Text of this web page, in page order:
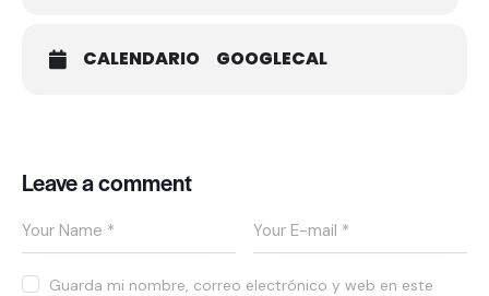
CALENDARIO GOOGLECAL
Leave a comment
Guarda mi nombre, correo electrónico y web en este